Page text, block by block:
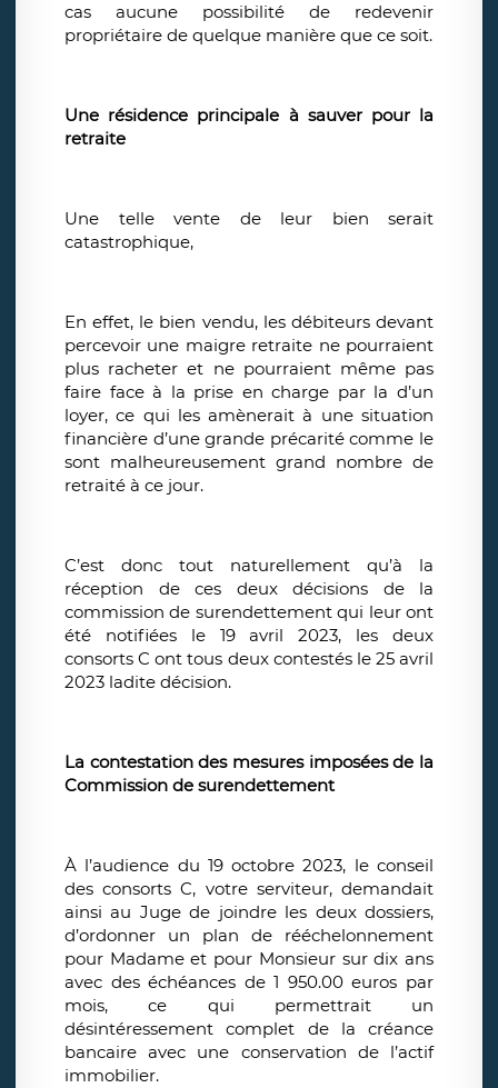
cas aucune possibilité de redevenir
propriétaire de quelque manière que ce soit.
Une résidence principale à sauver pour la
retraite
Une telle vente de leur bien serait
catastrophique,
En effet, le bien vendu, les débiteurs devant
percevoir une maigre retraite ne pourraient
plus racheter et ne pourraient même pas
faire face à la prise en charge par la d’un
loyer, ce qui les amènerait à une situation
financière d’une grande précarité comme le
sont malheureusement grand nombre de
retraité à ce jour.
C’est donc tout naturellement qu’à la
réception de ces deux décisions de la
commission de surendettement qui leur ont
été notifiées le 19 avril 2023, les deux
consorts C ont tous deux contestés le 25 avril
2023 ladite décision.
La contestation des mesures imposées de la
Commission de surendettement
À l’audience du 19 octobre 2023, le conseil
des consorts C, votre serviteur, demandait
ainsi au Juge de joindre les deux dossiers,
d’ordonner un plan de rééchelonnement
pour Madame et pour Monsieur sur dix ans
avec des échéances de 1 950.00 euros par
mois, ce qui permettrait un
désintéressement complet de la créance
bancaire avec une conservation de l’actif
immobilier.